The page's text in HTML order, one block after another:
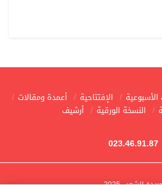
الأسبوعية الإفتتاحية
أعمدة ومقالات
النسخة الورقية أرشيف
023.46.91.87